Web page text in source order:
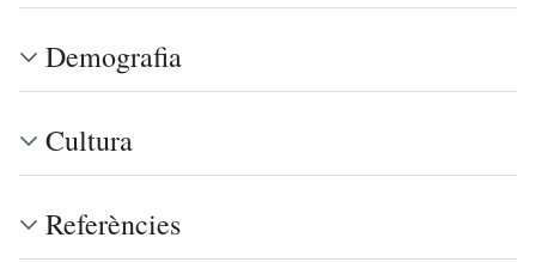
Demografia
Cultura
Referències